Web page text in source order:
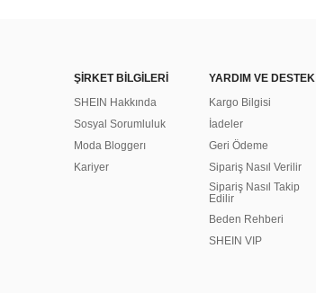
ŞİRKET BİLGİLERİ
SHEIN Hakkında
Sosyal Sorumluluk
Moda Bloggerı
Kariyer
YARDIM VE DESTEK
Kargo Bilgisi
İadeler
Geri Ödeme
Sipariş Nasıl Verilir
Sipariş Nasıl Takip
Edilir
Beden Rehberi
SHEIN VIP